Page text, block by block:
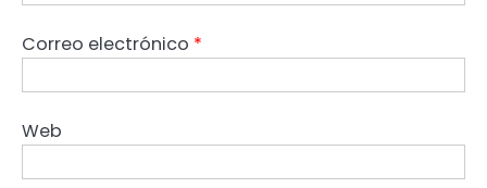
Correo electrónico *
Web